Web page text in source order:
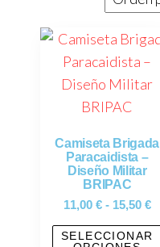
Camiseta Brigada
Paracaidista –
Diseño Militar
BRIPAC
11,00 € - 15,50 €
SELECCIONAR